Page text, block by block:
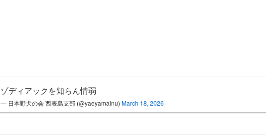
ゾディアックを知らん情弱
— 日本野犬の会 西表島支部 (@yaeyamainu) March 18, 2026